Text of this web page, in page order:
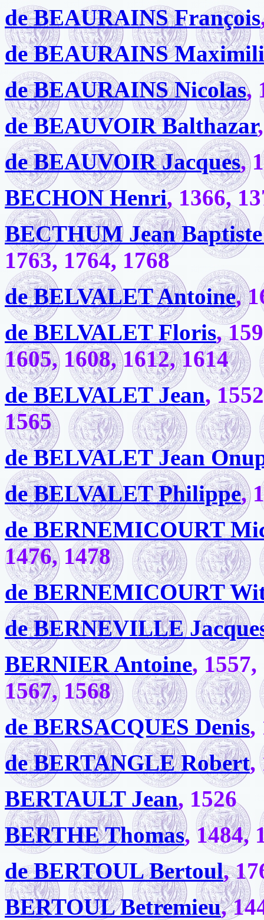
de BEAURAINS François
de BEAURAINS
de BEAURAINS Nicolas,
de BEAUVOIR Balthazar
de BEAUVOIR Jacques,
BECHON Henri, 1366,
BECTHUM Jean
1763, 1764, 1768
de BELVALET Antoine,
de BELVALET Floris,
1605, 1608, 1612, 1614
de BELVALET Jean,
1565
de BELVALET Jean
de BELVALET Philippe,
de BERNEMICOURT
1476, 1478
de BERNEMICOURT
de BERNEVILLE
BERNIER Antoine, 1557,
1567, 1568
de BERSACQUES Denis,
de BERTANGLE Robert,
BERTAULT Jean, 1526
BERTHE Thomas, 1484,
de BERTOUL Bertoul,
BERTOUL Betremieu,